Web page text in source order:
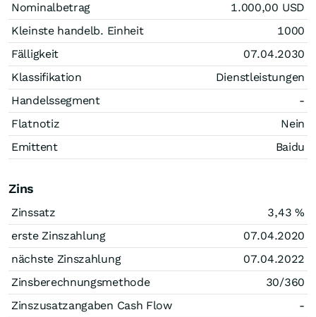
Nominalbetrag
1.000,00 USD
Kleinste handelb. Einheit
1000
Fälligkeit
07.04.2030
Klassifikation
Dienstleistungen
Handelssegment
-
Flatnotiz
Nein
Emittent
Baidu
Zins
Zinssatz 3,43 %
erste Zinszahlung
07.04.2020
nächste Zinszahlung
07.04.2022
Zinsberechnungsmethode
30/360
Zinszusatzangaben Cash Flow
-